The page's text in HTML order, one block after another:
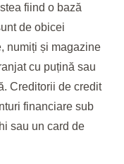
fiind o bază
de obicei
numiți și magazine
cu puțină sau
Creditorii de credit
financiare sub
sau un card de